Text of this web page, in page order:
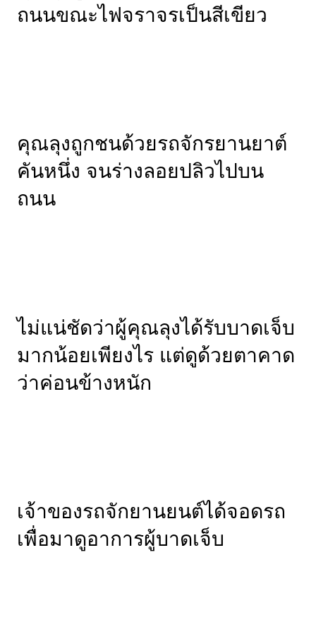
ถนนขณะไฟจราจรเป็นสีเขียว
คุณลุงถูกชนด้วยรถจักรยานยาต์
คันหนึ่ง จนร่างลอยปลิวไปบน
ถนน
ไม่แน่ชัดว่าผู้คุณลุงได้รับบาดเจ็บ
มากน้อยเพียงไร แต่ดูด้วยตาคาด
ว่าค่อนข้างหนัก
เจ้าของรถจักยานยนต์ได้จอดรถ
เพื่อมาดูอาการผู้บาดเจ็บ